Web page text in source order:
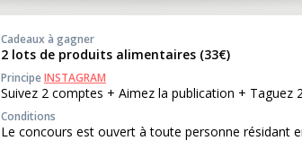
Cadeaux à gagner
2 lots de produits alimentaires (33€)
PrincipeINSTAGRAM
Suivez 2 comptes + Aimez la publication + Taguez
Conditions
Le concours est ouvert à toute personne résidant